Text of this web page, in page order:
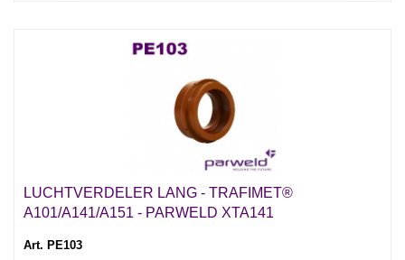
LUCHTVERDELER LANG - TRAFIMET®
A101/A141/A151 - PARWELD XTA141
Art. PE103